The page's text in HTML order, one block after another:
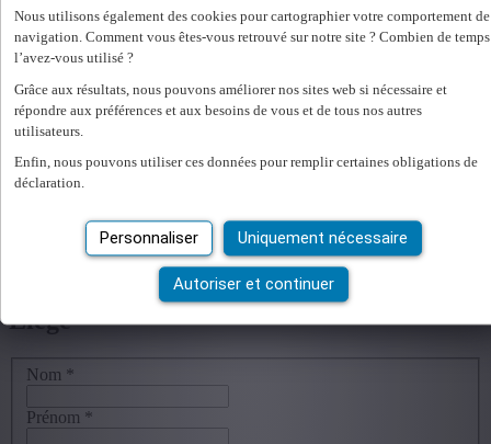
Nous utilisons également des cookies pour cartographier votre comportement de
navigation. Comment vous êtes-vous retrouvé sur notre site ? Combien de temps
l’avez-vous utilisé ?
Grâce aux résultats, nous pouvons améliorer nos sites web si nécessaire et
répondre aux préférences et aux besoins de vous et de tous nos autres
utilisateurs.
Enfin, nous pouvons utiliser ces données pour remplir certaines obligations de
déclaration.
Personnaliser Uniquement nécessaire
Autoriser et continuer
Se connecter
nl
nl
fr
Loading...
Agences
Express Medical Liège
Planifier un rendez-vous Express Medical
Liège
Nom *
Prénom *